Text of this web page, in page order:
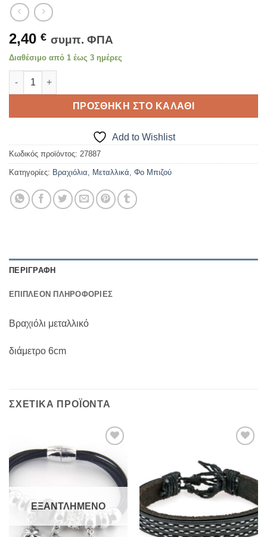
2,40 € συμπ. ΦΠΑ
Διαθέσιμο από 1 έως 3 ημέρες
ΒΡΑΧΙΟΛΙ ΜΕΤΑΛΛΙΚΟ Σχέδιο 7 ποσότητα
ΠΡΟΣΘΉΚΗ ΣΤΟ ΚΑΛΆΘΙ
Add to Wishlist
Κωδικός προϊόντος: 27887
Κατηγορίες: Βραχιόλια, Μεταλλικά, Φο Μπιζού
ΠΕΡΙΓΡΑΦΉ
ΕΠΙΠΛΈΟΝ ΠΛΗΡΟΦΟΡΊΕΣ
Βραχιόλι μεταλλικό
διάμετρο 6cm
ΣΧΕΤΙΚΆ ΠΡΟΪΌΝΤΑ
Add to
Wishlist
ΕΞΑΝΤΛΗΜΈΝΟ